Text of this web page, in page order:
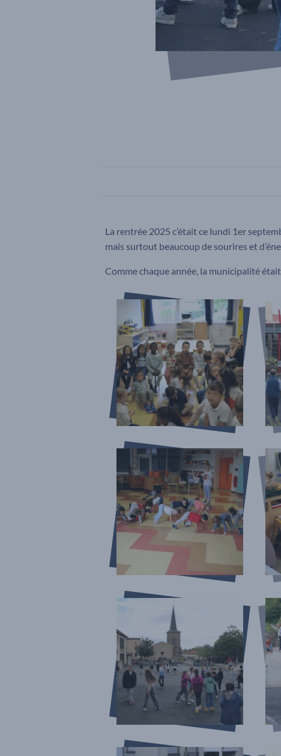
La rentrée 2025 c’était ce lundi 1er
mais surtout beaucoup de sourires et
Comme chaque année, la municipalité